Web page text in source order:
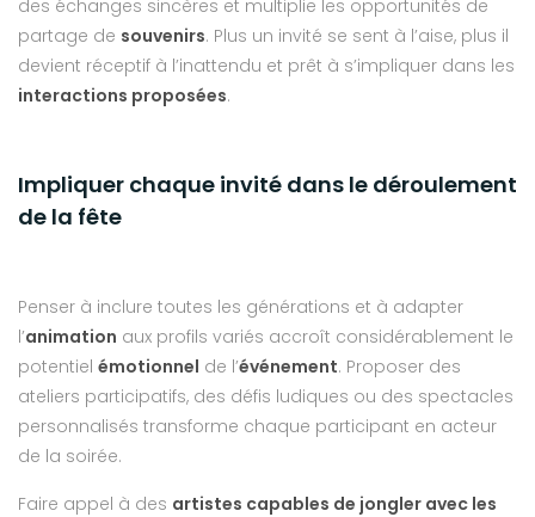
des échanges sincères et multiplie les opportunités de
partage de souvenirs. Plus un invité se sent à l’aise, plus il
devient réceptif à l’inattendu et prêt à s’impliquer dans les
interactions proposées.
Impliquer chaque invité dans le déroulement
de la fête
Penser à inclure toutes les générations et à adapter
l’animation aux profils variés accroît considérablement le
potentiel émotionnel de l’événement. Proposer des
ateliers participatifs, des défis ludiques ou des spectacles
personnalisés transforme chaque participant en acteur
de la soirée.
Faire appel à des artistes capables de jongler avec les